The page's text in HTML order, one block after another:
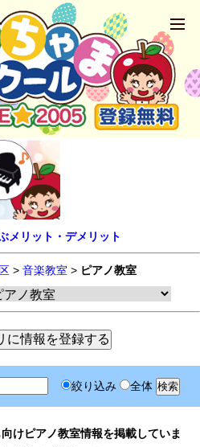
メリット・デメリット
> 音楽教室 > ピアノ教室
絞り込み 全体
けピアノ教室情報を掲載していま